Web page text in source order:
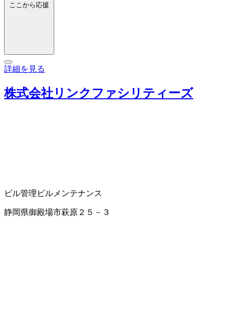
ここから応援
詳細を見る
株式会社リンクファシリティーズ
ビル管理 ビルメンテナンス
静岡県御殿場市萩原２５－３